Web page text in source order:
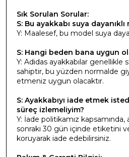
Sık Sorulan Sorular:
S: Bu ayakkabı suya dayanıklı
Y: Maalesef, bu model suya
S: Hangi beden bana uygun
Y: Adidas ayakkabılar genellikle
sahiptir, bu yüzden normalde
etmeniz uygun olacaktır.
S: Ayakkabıyı iade etmek
süreç izlemeliyim?
Y: İade politikamız kapsamında,
sonraki 30 gün içinde etiketini
koruyarak iade edebilirsiniz.